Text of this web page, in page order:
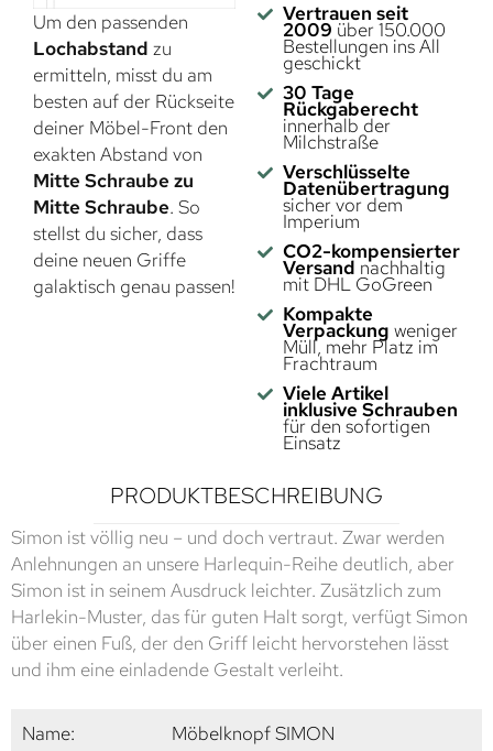
Um den passenden
Lochabstand zu
ermitteln, misst du am
besten auf der Rückseite
deiner Möbel-Front den
exakten Abstand von
Mitte Schraube zu
Mitte Schraube. So
stellst du sicher, dass
deine neuen Griffe
galaktisch genau passen!
Vertrauen seit
2009 über 150.000
Bestellungen ins All
geschickt
30 Tage
Rückgaberecht
innerhalb der
Milchstraße
Verschlüsselte
Datenübertragung
sicher vor dem
Imperium
CO2-kompensierter
Versand nachhaltig
mit DHL GoGreen
Kompakte
Verpackung weniger
Müll, mehr Platz im
Frachtraum
Viele Artikel
inklusive Schrauben
für den sofortigen
Einsatz
PRODUKTBESCHREIBUNG
Simon ist völlig neu – und doch vertraut. Zwar werden
Anlehnungen an unsere Harlequin-Reihe deutlich, aber
Simon ist in seinem Ausdruck leichter. Zusätzlich zum
Harlekin-Muster, das für guten Halt sorgt, verfügt Simon
über einen Fuß, der den Griff leicht hervorstehen lässt
und ihm eine einladende Gestalt verleiht.
Name: Möbelknopf SIMON